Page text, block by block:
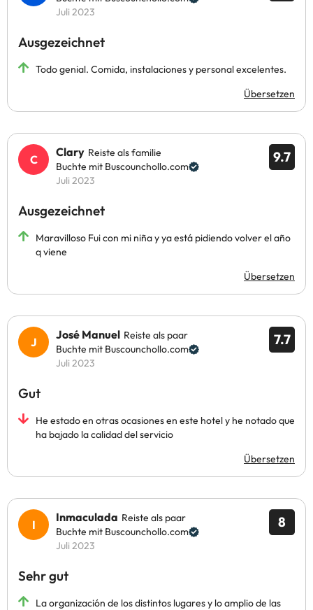
Juli 2023
Ausgezeichnet
Todo genial. Comida, instalaciones y personal excelentes.
Übersetzen
9.7
Clary Reiste als familie
Buchte mit Buscounchollo.com
Juli 2023
Ausgezeichnet
Maravilloso Fui con mi niña y ya está pidiendo volver el año
q viene
Übersetzen
7.7
José Manuel Reiste als paar
Buchte mit Buscounchollo.com
Juli 2023
Gut
He estado en otras ocasiones en este hotel y he notado que
ha bajado la calidad del servicio
Übersetzen
8
Inmaculada Reiste als paar
Buchte mit Buscounchollo.com
Juli 2023
Sehr gut
La organización de los distintos lugares y lo amplio de las